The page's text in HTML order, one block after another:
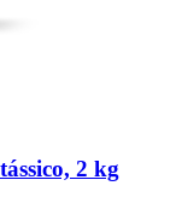
2 kg